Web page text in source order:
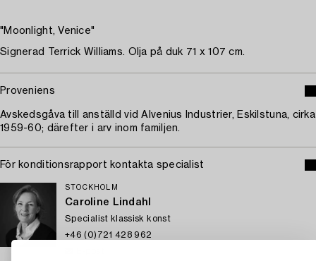
"Moonlight, Venice"
Signerad Terrick Williams. Olja på duk 71 x 107 cm.
Proveniens
Avskedsgåva till anställd vid Alvenius Industrier, Eskilstuna, cirka
1959-60; därefter i arv inom familjen.
För konditionsrapport kontakta specialist
STOCKHOLM
Caroline Lindahl
Specialist klassisk konst
+46 (0)721 428 962